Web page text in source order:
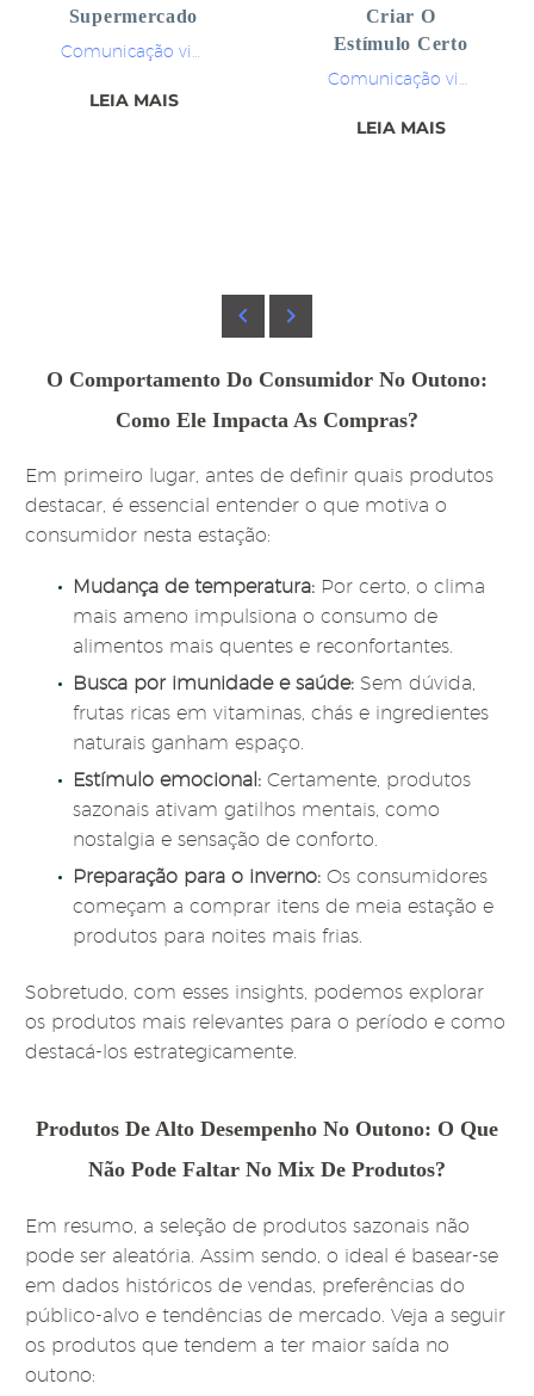
Supermercado
LEIA MAIS
Criar O
Estímulo Certo
LEIA MAIS
O Comportamento Do Consumidor No Outono:
Como Ele Impacta As Compras?
Em primeiro lugar, antes de definir quais produtos
destacar, é essencial entender o que motiva o
consumidor nesta estação:
Mudança de temperatura: Por certo, o clima
mais ameno impulsiona o consumo de
alimentos mais quentes e reconfortantes.
Busca por imunidade e saúde: Sem dúvida,
frutas ricas em vitaminas, chás e ingredientes
naturais ganham espaço.
Estímulo emocional: Certamente, produtos
sazonais ativam gatilhos mentais, como
nostalgia e sensação de conforto.
Preparação para o inverno: Os consumidores
começam a comprar itens de meia estação e
produtos para noites mais frias.
Sobretudo, com esses insights, podemos explorar
os produtos mais relevantes para o período e como
destacá-los estrategicamente.
Produtos De Alto Desempenho No Outono: O Que
Não Pode Faltar No Mix De Produtos?
Em resumo, a seleção de produtos sazonais não
pode ser aleatória. Assim sendo, o ideal é basear-se
em dados históricos de vendas, preferências do
público-alvo e tendências de mercado. Veja a seguir
os produtos que tendem a ter maior saída no
outono: